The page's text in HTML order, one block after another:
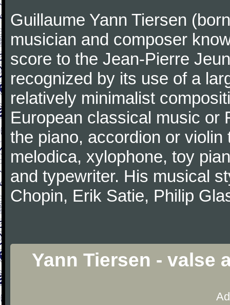
Guillaume Yann Tiersen
musician and composer
score to the Jean-Pierre
recognized by its use of a
relatively minimalist
European classical music or
the piano, accordion or
melodica, xylophone, toy
and typewriter. His musical
Chopin, Erik Satie, Philip
Yann Tiersen - valse